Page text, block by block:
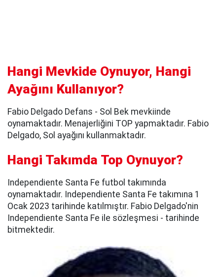
Hangi Mevkide Oynuyor, Hangi
Ayağını Kullanıyor?
Fabio Delgado Defans - Sol Bek mevkiinde
oynamaktadır. Menajerliğini TOP yapmaktadır. Fabio
Delgado, Sol ayağını kullanmaktadır.
Hangi Takımda Top Oynuyor?
Independiente Santa Fe futbol takımında
oynamaktadır. Independiente Santa Fe takımına 1
Ocak 2023 tarihinde katılmıştır. Fabio Delgado'nin
Independiente Santa Fe ile sözleşmesi - tarihinde
bitmektedir.